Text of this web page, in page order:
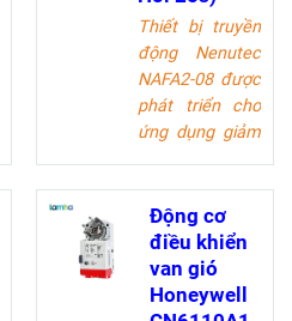
điều tiết. Trong
trường hợp
khẩn cấp hỏa
hoạn, bộ truyền
động sẽ quay
cảm biến nhiệt
ngắt
Thiết bị truyền
động Nenutec
NAFA2-08 được
phát triển cho
ứng dụng giảm
nói chung, van
quay và các
thiết bị khác
yêu cầu chức
năng an toàn.
Trong quá trình
Động cơ
điều khiển
van gió
Honeywell